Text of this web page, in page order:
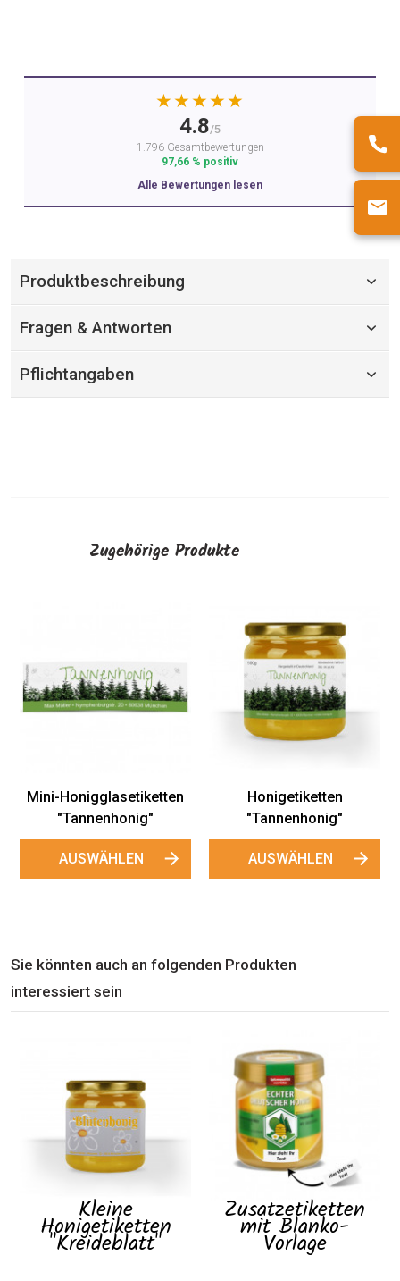
★★★★★
4.8/5
1.796 Gesamtbewertungen
97,66 % positiv
Alle Bewertungen lesen
Produktbeschreibung
Fragen & Antworten
Pflichtangaben
Zugehörige Produkte
Mini-Honigglasetiketten
"Tannenhonig"
AUSWÄHLEN
Honigetiketten
"Tannenhonig"
AUSWÄHLEN
Sie könnten auch an folgenden Produkten
interessiert sein
Kleine
Honigetiketten
"Kreideblatt"
Zusatzetiketten
mit Blanko-
Vorlage